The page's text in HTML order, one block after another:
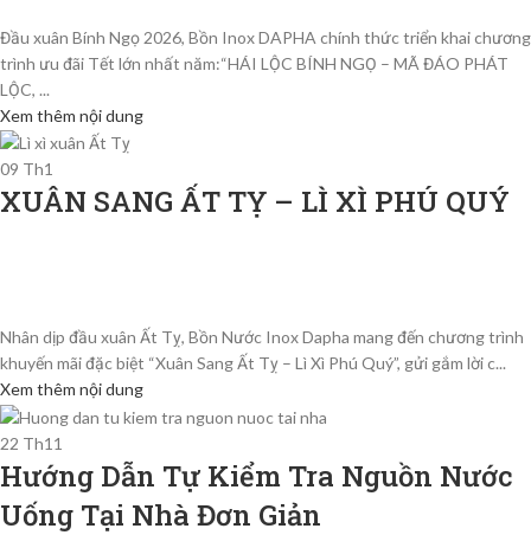
Đầu xuân Bính Ngọ 2026, Bồn Inox DAPHA chính thức triển khai chương
trình ưu đãi Tết lớn nhất năm:“HÁI LỘC BÍNH NGỌ – MÃ ĐÁO PHÁT
LỘC, ...
Xem thêm nội dung
09 Th1
XUÂN SANG ẤT TỴ – LÌ XÌ PHÚ QUÝ
Nhân dịp đầu xuân Ất Tỵ, Bồn Nước Inox Dapha mang đến chương trình
khuyến mãi đặc biệt “Xuân Sang Ất Tỵ – Lì Xì Phú Quý”, gửi gắm lời c...
Xem thêm nội dung
22 Th11
Hướng Dẫn Tự Kiểm Tra Nguồn Nước
Uống Tại Nhà Đơn Giản